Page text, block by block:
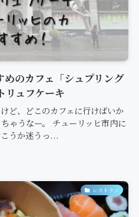
のカフェ「シュプリング
リュフケーキ
ど、どこのカフェに行けばいか
ゃうなー。 チューリッヒ市内に
うか迷うっ...
レストラン